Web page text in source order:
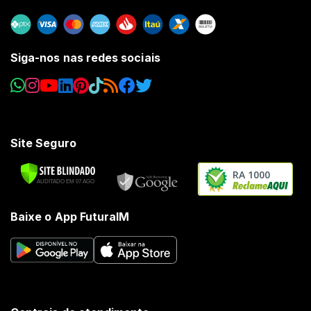
Siga-nos nas redes sociais
Site Seguro
RA 1000
Baixe o App FuturaIM